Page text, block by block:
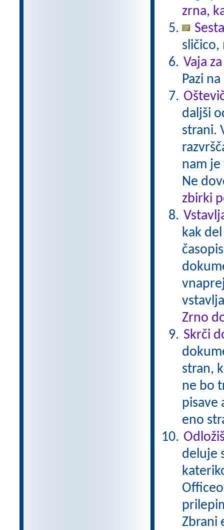
zrna,
Vaja
Pazi
daljši
strani.
nam
Ne
zbirki
kak
Zrno
Skrči
stran,
ne bo
pisave
eno
deluje
Zbrani